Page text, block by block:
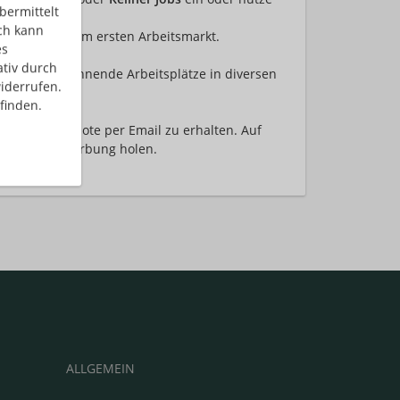
kann
durch
auf dem ersten Arbeitsmarkt.
dir spannende Arbeitsplätze in diversen
Stellenangebote per Email zu erhalten. Auf
deine Bewerbung holen.
ALLGEMEIN